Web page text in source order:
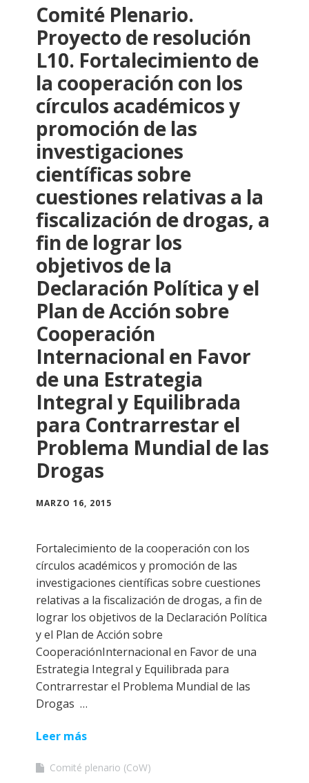
Comité Plenario.
Proyecto de resolución
L10. Fortalecimiento de
la cooperación con los
círculos académicos y
promoción de las
investigaciones
científicas sobre
cuestiones relativas a la
fiscalización de drogas, a
fin de lograr los
objetivos de la
Declaración Política y el
Plan de Acción sobre
Cooperación
Internacional en Favor
de una Estrategia
Integral y Equilibrada
para Contrarrestar el
Problema Mundial de las
Drogas
MARZO 16, 2015
Fortalecimiento de la cooperación con los
círculos académicos y promoción de las
investigaciones científicas sobre cuestiones
relativas a la fiscalización de drogas, a fin de
lograr los objetivos de la Declaración Política
y el Plan de Acción sobre
CooperaciónInternacional en Favor de una
Estrategia Integral y Equilibrada para
Contrarrestar el Problema Mundial de las
Drogas …
Leer más
Comité plenario (CoW)